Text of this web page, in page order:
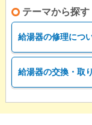
テーマから探す
給湯器の修理につ
給湯器の交換・取